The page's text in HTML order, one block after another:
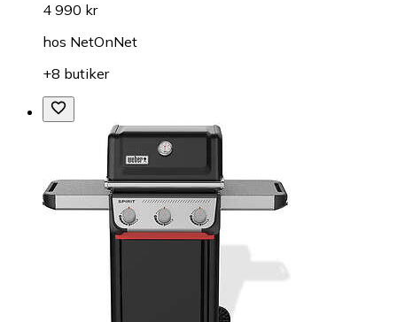
4 990 kr
hos NetOnNet
+8 butiker